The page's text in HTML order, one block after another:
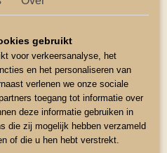
gebruikt
voor verkeersanalyse, het
en het personaliseren van
verlenen we onze sociale
toegang tot informatie over
deze informatie gebruiken in
die zij mogelijk hebben verzameld
of die u hen hebt verstrekt.